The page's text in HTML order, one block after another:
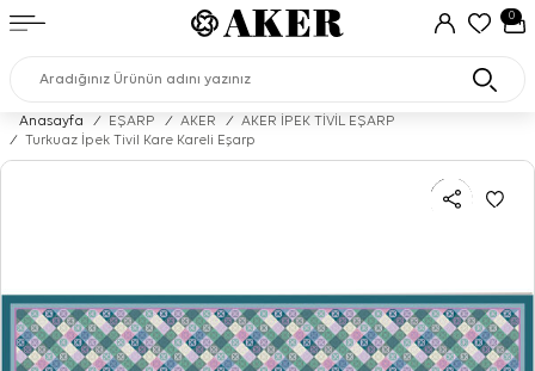
0
Anasayfa / EŞARP / AKER /
AKER İPEK TİVİL EŞARP
/
Turkuaz İpek Tivil Kare Kareli Eşarp